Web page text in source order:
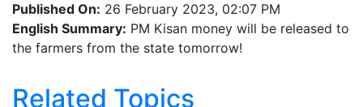
English Summary:PM Kisan money will be released to
the farmers from the state tomorrow!
Related Topics